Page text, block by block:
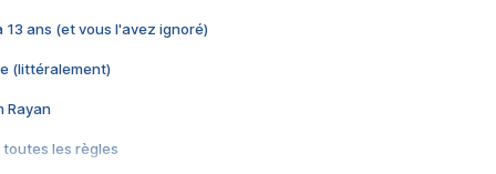
13 ans (et vous l'avez ignoré)
(littéralement)
Rayan
toutes les règles